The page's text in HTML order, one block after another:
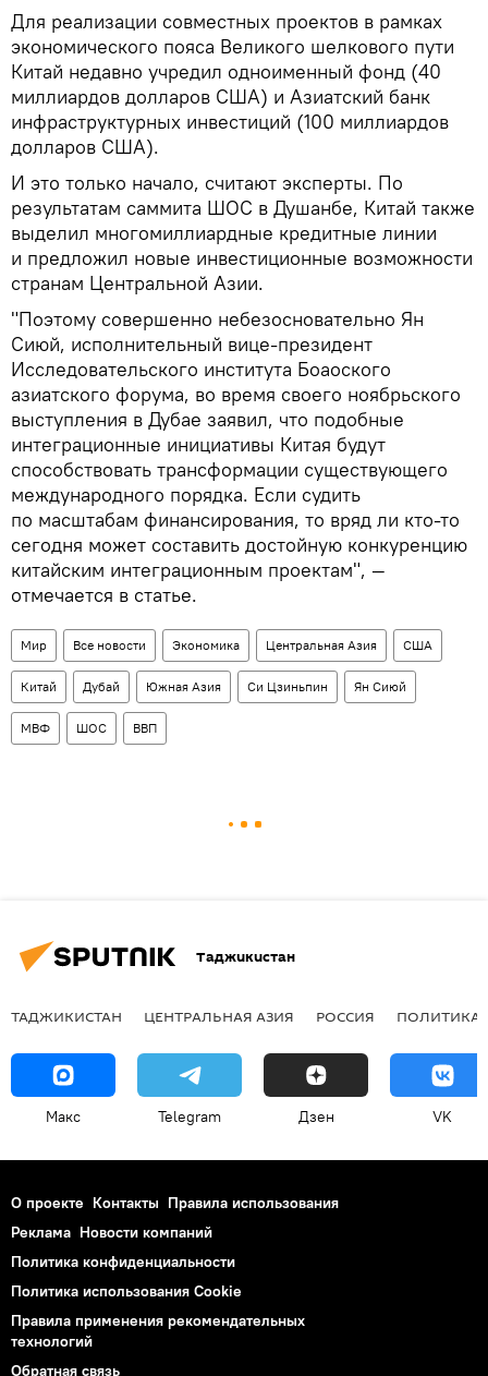
Для реализации совместных проектов в рамках
экономического пояса Великого шелкового пути
Китай недавно учредил одноименный фонд (40
миллиардов долларов США) и Азиатский банк
инфраструктурных инвестиций (100 миллиардов
долларов США).
И это только начало, считают эксперты. По
результатам саммита ШОС в Душанбе, Китай также
выделил многомиллиардные кредитные линии
и предложил новые инвестиционные возможности
странам Центральной Азии.
"Поэтому совершенно небезосновательно Ян
Сиюй, исполнительный вице-президент
Исследовательского института Боаоского
азиатского форума, во время своего ноябрьского
выступления в Дубае заявил, что подобные
интеграционные инициативы Китая будут
способствовать трансформации существующего
международного порядка. Если судить
по масштабам финансирования, то вряд ли кто-то
сегодня может составить достойную конкуренцию
китайским интеграционным проектам", —
отмечается в статье.
Мир Все новости Экономика Центральная Азия США
Китай Дубай Южная Азия Си Цзиньпин Ян Сиюй
МВФ ШОС ВВП
Таджикистан
ТАДЖИКИСТАН ЦЕНТРАЛЬНАЯ АЗИЯ РОССИЯ ПОЛИТИКА
Макс Telegram Дзен VK
О проекте Контакты Правила использования
Реклама Новости компаний
Политика конфиденциальности
Политика использования Cookie
Правила применения рекомендательных
технологий
Обратная связь